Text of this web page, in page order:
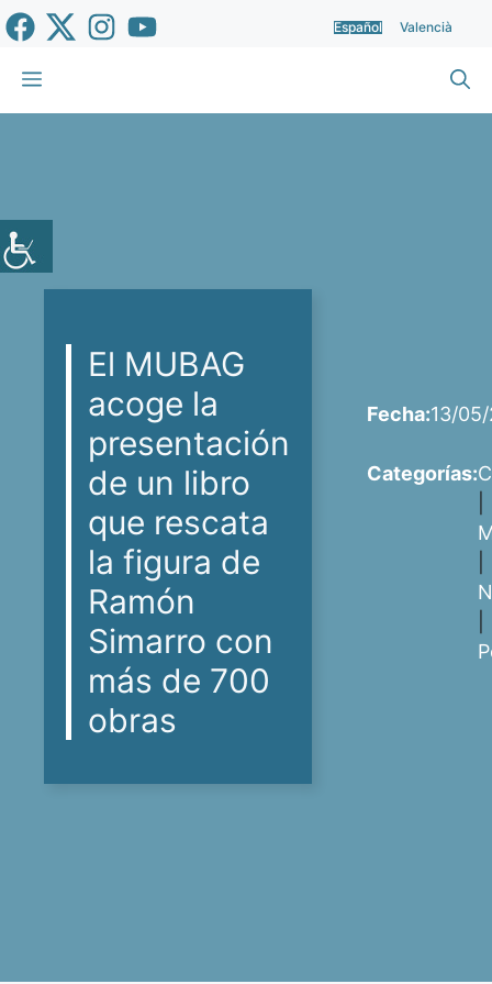
Saltar
al
contenido
Español Valencià
Menú
El MUBAG
acoge la
presentación
de un libro
que rescata
la figura de
Ramón
Simarro con
más de 700
obras
Fecha:13/
Categorías: